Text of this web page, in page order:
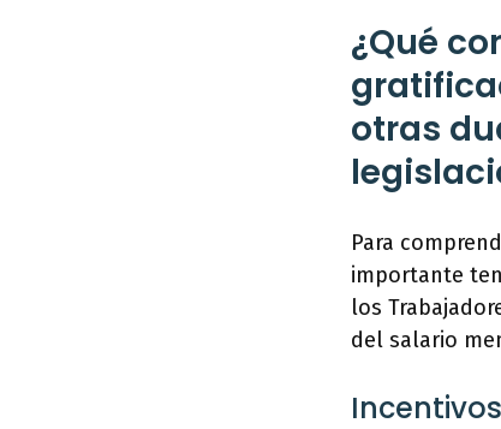
¿Qué
otras
Para
importante
los
del salario